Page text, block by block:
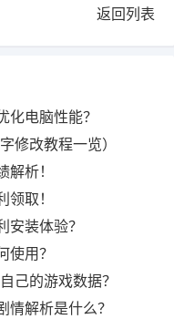
返回列表
化电脑性能？
修改教程一览）
析！
取！
安装体验？
使用？
己的游戏数据？
情解析是什么？